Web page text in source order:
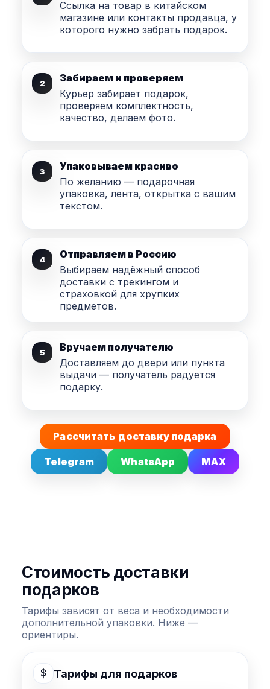
Ссылка на товар в китайском
магазине или контакты продавца, у
которого нужно забрать подарок.
2
Забираем и проверяем
Курьер забирает подарок,
проверяем комплектность,
качество, делаем фото.
3
Упаковываем красиво
По желанию — подарочная
упаковка, лента, открытка с вашим
текстом.
4
Отправляем в Россию
Выбираем надёжный способ
доставки с трекингом и
страховкой для хрупких
предметов.
5
Вручаем получателю
Доставляем до двери или пункта
выдачи — получатель радуется
подарку.
Рассчитать доставку подарка
Telegram WhatsApp MAX
Стоимость доставки
подарков
Тарифы зависят от веса и необходимости
дополнительной упаковки. Ниже —
ориентиры.
Тарифы для подарков